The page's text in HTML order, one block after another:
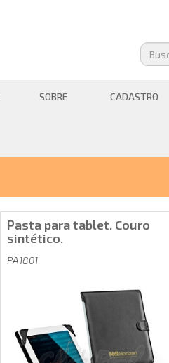
SOBRE CADASTRO
Pasta para tablet. Couro
sintético.
PA1801